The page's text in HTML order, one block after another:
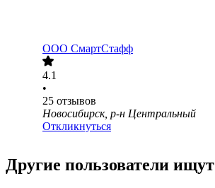
ООО СмартСтафф
4.1
•
25 отзывов
Новосибирск, р-н Центральный
Откликнуться
Другие пользователи ищут